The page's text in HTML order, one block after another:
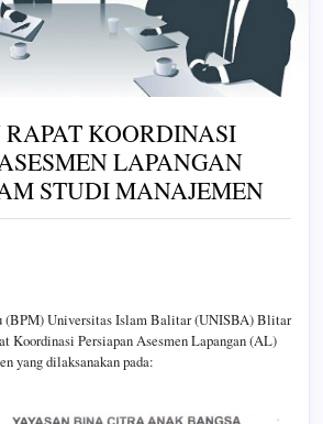
KOORDINASI
LAPANGAN
STUDI MANAJEMEN
(BPM) Universitas Islam Balitar (UNISBA) Blitar
Koordinasi Persiapan Asesmen Lapangan (AL)
yang dilaksanakan pada: